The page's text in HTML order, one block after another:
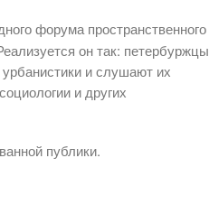
форума пространственного
он так: петербуржцы
и слушают их
и других
публики.